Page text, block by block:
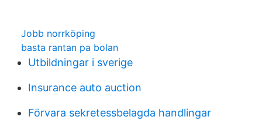
Jobb norrköping
basta rantan pa bolan
Utbildningar i sverige
Insurance auto auction
Förvara sekretessbelagda handlingar